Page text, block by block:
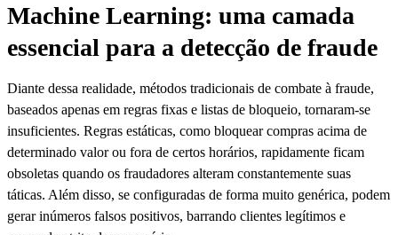
Machine Learning: uma camada
essencial para a detecção de fraude
Diante dessa realidade, métodos tradicionais de combate à fraude,
baseados apenas em regras fixas e listas de bloqueio, tornaram-se
insuficientes. Regras estáticas, como bloquear compras acima de
determinado valor ou fora de certos horários, rapidamente ficam
obsoletas quando os fraudadores alteram constantemente suas
táticas. Além disso, se configuradas de forma muito genérica, podem
gerar inúmeros falsos positivos, barrando clientes legítimos e